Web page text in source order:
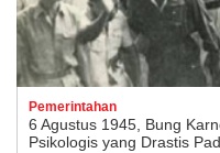
Pemerintahan
6 Agustus 1945, Bung
Psikologis yang Drastis